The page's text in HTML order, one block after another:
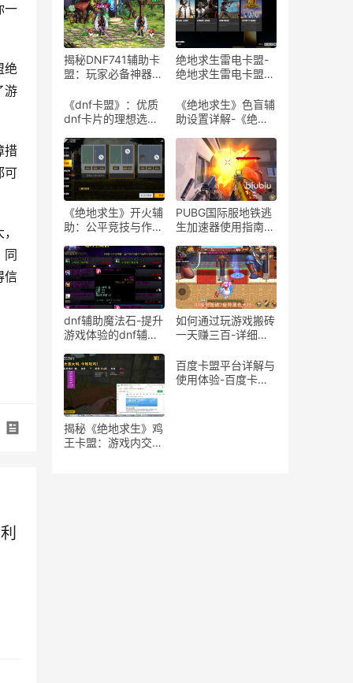
一
绝
游
措
可
同
信
揭秘DNF741辅助卡
盟：玩家必备神器-
盟的隐藏功能与实战
技巧
绝地求生雷电卡盟-
绝地求生雷电卡盟平
《dnf卡盟》：优质
dnf卡片的理想选择-
它是dnf玩家的首选
平台
《绝地求生》色盲辅
助设置详解-《绝地
设置与体验
《绝地求生》开火辅
助：公平竞技与作弊
《绝地求生》游戏中
开火辅助工具的影响
与风险
PUBG国际服地铁逃
生加速器使用指南-
国际服地铁逃生加速
器提升游戏体验
dnf辅助魔法石-提升
游戏体验的dnf辅助
如何通过玩游戏搬砖
一天赚三百-详细揭
三百的方法
揭秘《绝地求生》鸡
王卡盟：游戏内交易
百度卡盟平台详解与
使用体验-百度卡盟